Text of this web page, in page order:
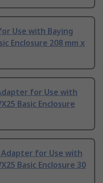
Use with Baying
Enclosure 208 mm x
for Use with
Basic Enclosure
Adapter for Use with
Basic Enclosure 30